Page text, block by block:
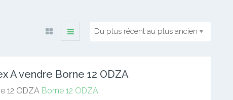
Du plus récent au plus ancien
A vendre Borne 12 ODZA
12 ODZA Borne 12 ODZA